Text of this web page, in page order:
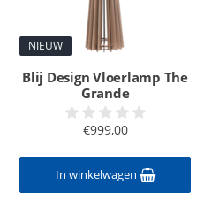
NIEUW
Blij Design Vloerlamp The
Grande
€999,00
In winkelwagen